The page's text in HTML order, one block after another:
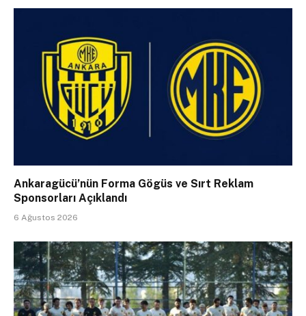
Ankaragücü’nün Forma Gögüs ve Sırt Reklam
Sponsorları Açıklandı
6 Ağustos 2026